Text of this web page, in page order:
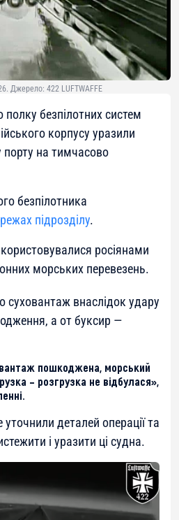
Джерело: 422 LUFTWAFFE
полку безпілотних систем
корпусу уразили
порту на тимчасово
безпілотника
підрозділу.
росіянами
морських перевезень.
суховантаж внаслідок удару
а от буксир —
пошкоджена, морський
– розгрузка не відбулася»,
уточнили деталей операції та
і уразити ці судна.